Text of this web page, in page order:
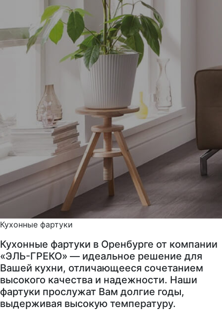
Кухонные фартуки
Кухонные фартуки в Оренбурге от компании
«ЭЛЬ-ГРЕКО» — идеальное решение для
Вашей кухни, отличающееся сочетанием
высокого качества и надежности. Наши
фартуки прослужат Вам долгие годы,
выдерживая высокую температуру.